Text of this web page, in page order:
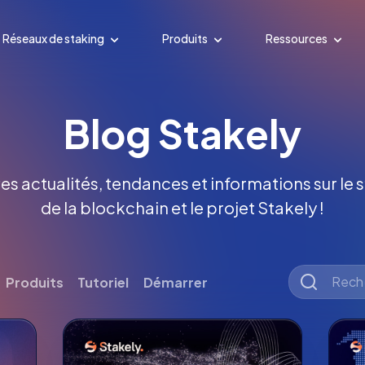
Réseaux de staking Produits Ressources
Blog Stakely
actualités, tendances et informations sur le
de la blockchain et le projet Stakely !
Produits Tutoriel Démarrer